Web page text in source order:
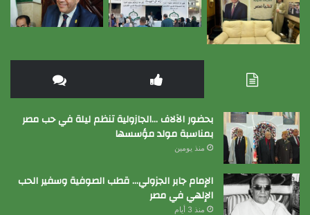
بحضور الآلاف …الجازولية تنظم ليلة في حب مصر
بمناسبة مولد مؤسسها
منذ يومين
الإمام جابر الجزولي… قطب الصوفية وسفير الحب
الإلهي في مصر
منذ 3 أيام